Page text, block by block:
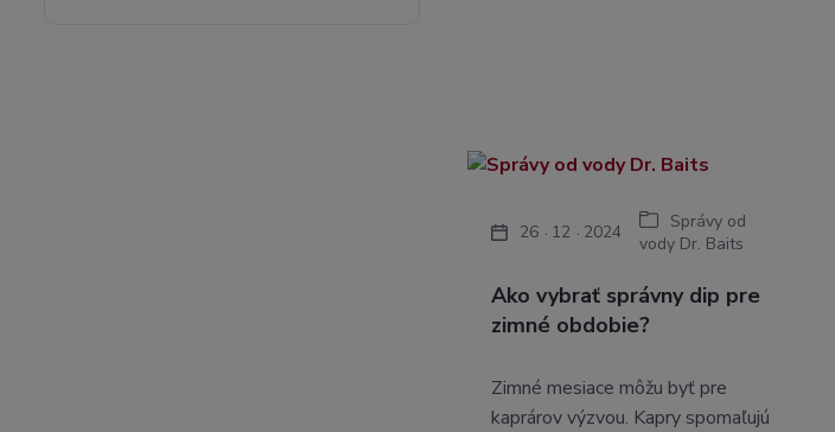
Ako vybrať správny dip pre
zimné obdobie?
26 12 2024
Správy od
vody Dr. Baits
Zimné mesiace môžu byť pre
kaprárov výzvou. Kapry spomaľujú